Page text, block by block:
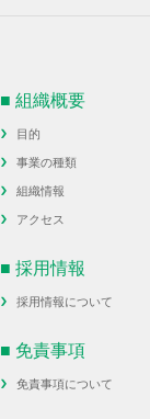
■ 組織概要
目的
事業の種類
組織情報
アクセス
■ 採用情報
採用情報について
■ 免責事項
免責事項について